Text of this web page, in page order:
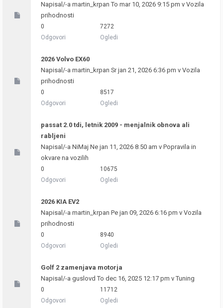
Napisal/-a martin_krpan To mar 10, 2026 9:15 pm v Vozila
prihodnosti
0
Odgovori
7272
Ogledi
2026 Volvo EX60
Napisal/-a martin_krpan Sr jan 21, 2026 6:36 pm v Vozila
prihodnosti
0
Odgovori
8517
Ogledi
passat 2.0 tdi, letnik 2009 - menjalnik obnova ali
rabljeni
Napisal/-a NiMaj Ne jan 11, 2026 8:50 am v Popravila in
okvare na vozilih
0
Odgovori
10675
Ogledi
2026 KIA EV2
Napisal/-a martin_krpan Pe jan 09, 2026 6:16 pm v Vozila
prihodnosti
0
Odgovori
8940
Ogledi
Golf 2 zamenjava motorja
Napisal/-a guslovd To dec 16, 2025 12:17 pm vTuning
0
Odgovori
11712
Ogledi